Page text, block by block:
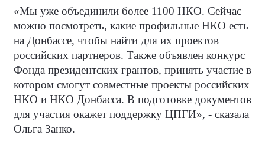
«Мы уже объединили более 1100 НКО. Сейчас
можно посмотреть, какие профильные НКО есть
на Донбассе, чтобы найти для их проектов
российских партнеров. Также объявлен конкурс
Фонда президентских грантов, принять участие в
котором смогут совместные проекты российских
НКО и НКО Донбасса. В подготовке документов
для участия окажет поддержку ЦПГИ», - сказала
Ольга Занко.